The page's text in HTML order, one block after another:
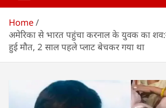
Home
अमेरिका से भारत पहुंचा करनाल के युवक का
हुई मौत, 2 साल पहले प्लाट बेचकर गया था